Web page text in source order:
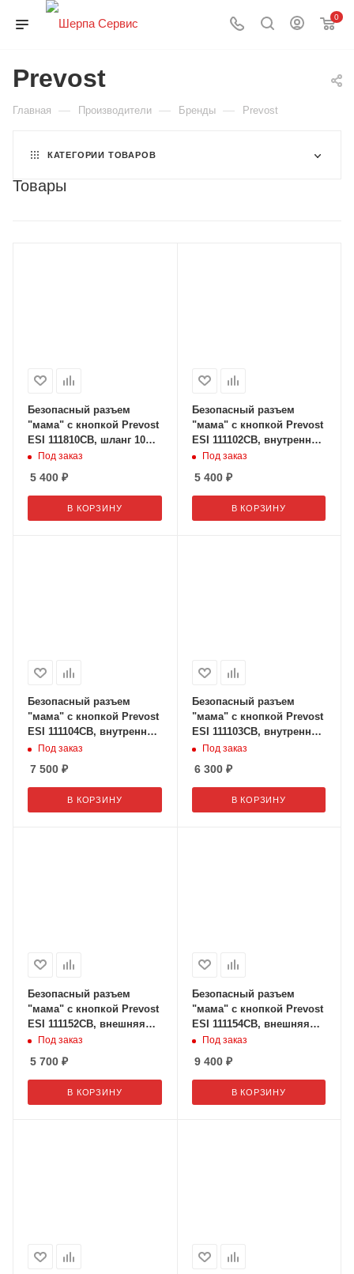
0
Prevost
Главная — Производители — Бренды — Prevost
КАТЕГОРИИ ТОВАРОВ
Товары
Безопасный разъем
"мама" с кнопкой Prevost
ESI 111810CB, шланг 10
ммПод заказ
5 400 ₽
В КОРЗИНУ
Безопасный разъем
"мама" с кнопкой Prevost
ESI 111102CB, внутренняя
резьба 3/8" дюйма
Под заказ
5 400₽
В КОРЗИНУ
Безопасный разъем
"мама" с кнопкой Prevost
ESI 111104CB, внутренняя
резьба 3/4" дюйма
Под заказ
7 500 ₽
В КОРЗИНУ
Безопасный разъем
"мама" с кнопкой Prevost
ESI 111103CB, внутренняя
резьба 1/2" дюйма
Под заказ
6 300₽
В КОРЗИНУ
Безопасный разъем
"мама" с кнопкой Prevost
ESI 111152CB, внешняя
резьба 3/8" дюйма
Под заказ
5 700 ₽
В КОРЗИНУ
Безопасный разъем
"мама" с кнопкой Prevost
ESI 111154CB, внешняя
резьба 3/4" дюйма
Под заказ
9 400₽
В КОРЗИНУ